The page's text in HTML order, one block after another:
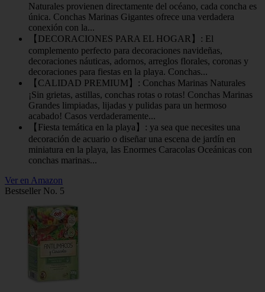
Naturales provienen directamente del océano, cada concha es
única. Conchas Marinas Gigantes ofrece una verdadera
conexión con la...
【DECORACIONES PARA EL HOGAR】: El
complemento perfecto para decoraciones navideñas,
decoraciones náuticas, adornos, arreglos florales, coronas y
decoraciones para fiestas en la playa. Conchas...
【CALIDAD PREMIUM】: Conchas Marinas Naturales
¡Sin grietas, astillas, conchas rotas o rotas! Conchas Marinas
Grandes limpiadas, lijadas y pulidas para un hermoso
acabado! Casos verdaderamente...
【Fiesta temática en la playa】: ya sea que necesites una
decoración de acuario o diseñar una escena de jardín en
miniatura en la playa, las Enormes Caracolas Oceánicas con
conchas marinas...
Ver en Amazon
Bestseller No. 5